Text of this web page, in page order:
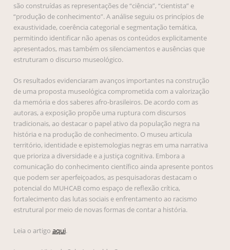
são construídas as representações de “ciência”, “cientista” e
“produção de conhecimento”. A análise seguiu os princípios de
exaustividade, coerência categorial e segmentação temática,
permitindo identificar não apenas os conteúdos explicitamente
apresentados, mas também os silenciamentos e ausências que
estruturam o discurso museológico.
Os resultados evidenciaram avanços importantes na construção
de uma proposta museológica comprometida com a valorização
da memória e dos saberes afro-brasileiros. De acordo com as
autoras, a exposição propõe uma ruptura com discursos
tradicionais, ao destacar o papel ativo da população negra na
história e na produção de conhecimento. O museu articula
território, identidade e epistemologias negras em uma narrativa
que prioriza a diversidade e a justiça cognitiva. Embora a
comunicação do conhecimento científico ainda apresente pontos
que podem ser aperfeiçoados, as pesquisadoras destacam o
potencial do MUHCAB como espaço de reflexão crítica,
fortalecimento das lutas sociais e enfrentamento ao racismo
estrutural por meio de novas formas de contar a história.
Leia o artigo aqui.